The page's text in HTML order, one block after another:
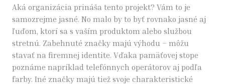
Aká organizácia prináša tento projekt? Vám to je
samozrejme jasné. No malo by to byť rovnako jasné aj
ľuďom, ktorí sa s vaším produktom alebo službou
stretnú. Zabehnuté značky majú výhodu – môžu
stavať na firemnej identite. Vďaka pamäťovej stope
poznáme napríklad telefónnych operátorov aj podľa
farby. Iné značky majú tiež svoje charakteristické